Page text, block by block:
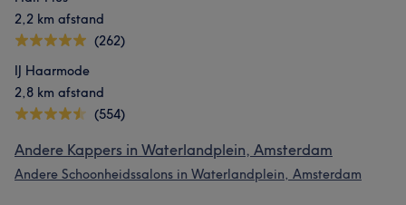
2,2 km afstand
(262)
IJ Haarmode
2,8 km afstand
(554)
Andere Kappers in Waterlandplein, Amsterdam
Andere Schoonheidssalons in Waterlandplein, Amsterdam